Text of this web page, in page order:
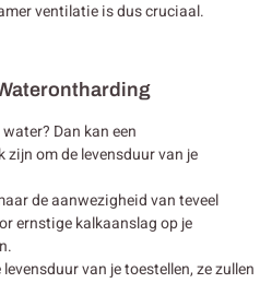
ventilatie is dus cruciaal.
Dan kan een
om de levensduur van je
de aanwezigheid van teveel
ernstige kalkaanslag op je
van je toestellen, ze zullen